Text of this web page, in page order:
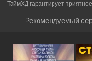
ТаймХД гарантирует
Рекомендуемый